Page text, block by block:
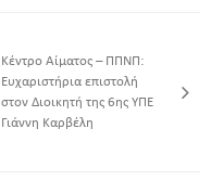
Κέντρο Αίματος – ΠΠΝΠ:
Ευχαριστήρια επιστολή
στον Διοικητή της 6ης ΥΠΕ
Γιάννη Καρβέλη